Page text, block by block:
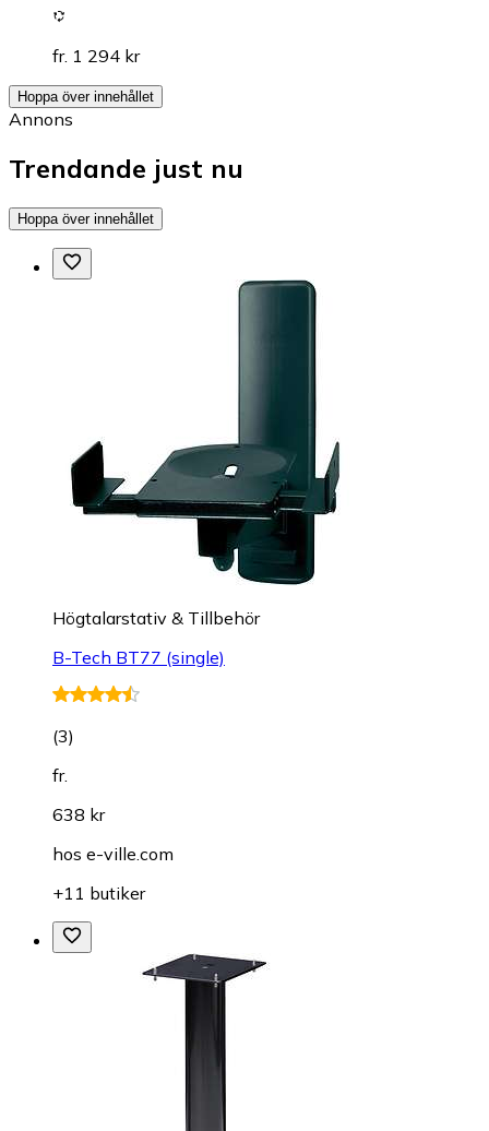
fr. 1 294 kr
Hoppa över innehållet
Annons
Trendande just nu
Hoppa över innehållet
Högtalarstativ & Tillbehör
B-Tech BT77 (single)
(3)
fr.
638 kr
hos e-ville.com
+11 butiker